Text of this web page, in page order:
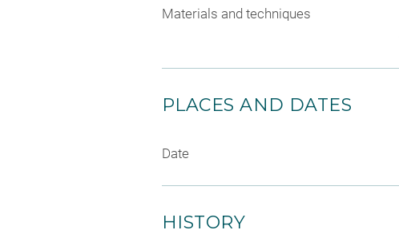
Materials and techniques
PLACES AND DATES
Date
HISTORY